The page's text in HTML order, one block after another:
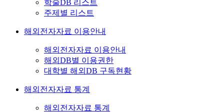
학술DB 리스트
주제별 리스트
해외전자자료 이용안내
해외전자자료 이용안내
해외DB별 이용권한
대학별 해외DB 구독현황
해외전자자료 통계
해외전자자료 통계